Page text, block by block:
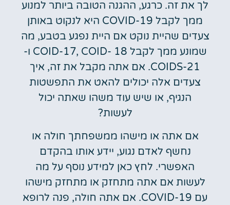
לך את זה. כרגע, ההגנה הטובה ביותר למנוע
ממך לקבל COVID-19 היא לנקוט באותן
צעדים שהיית נוקט אם היית נפגע בטבע, מה
שמונע ממך לקבל COID-17, COID- 18 ו-
COIDS-21. אם אתה מקבל את זה, איך
צעדים אלה יכולים להאט את התפשטות
הנגיף, או שיש עוד משהו שאתה יכול
לעשות?
אם אתה או מישהו ממשפחתך חולה או
נחשף לאדם נגוע, יידע אותו בהקדם
האפשרי. לחץ כאן למידע נוסף על מה
לעשות אם אתה מתחזק או מתחזק מישהו
עם COVID-19. אם אתה חולה, פנה לרופא